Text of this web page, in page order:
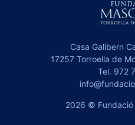
Casa Galibern
17257 Torroella de
Tel. 972
2026 ©